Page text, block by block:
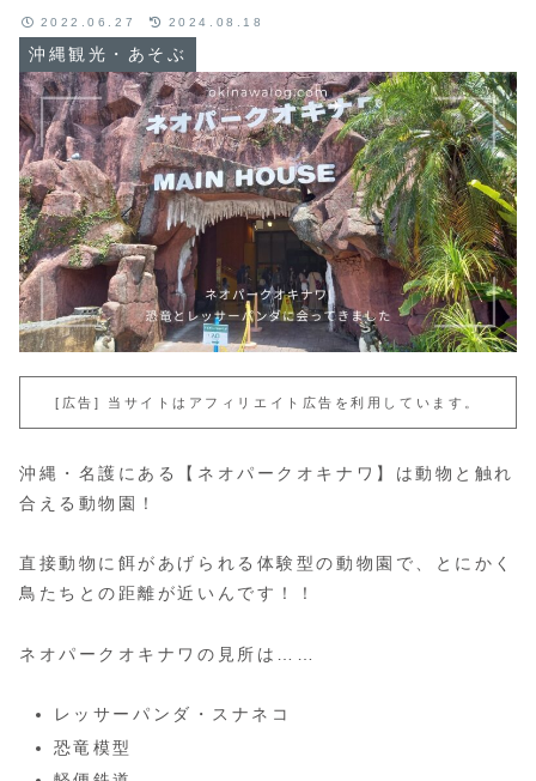
沖縄観光・あそぶ
2022.06.27 2024.08.18
[広告] 当サイトはアフィリエイト広告を利用しています。
沖縄・名護にある【ネオパークオキナワ】は動物と触れ
合える動物園！
直接動物に餌があげられる体験型の動物園で、とにかく
鳥たちとの距離が近いんです！！
ネオパークオキナワの見所は……
レッサーパンダ・スナネコ
恐竜模型